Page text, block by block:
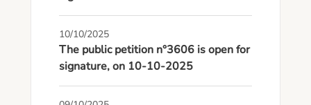
10/10/2025
The public petition n°3606 is open for
signature, on 10-10-2025